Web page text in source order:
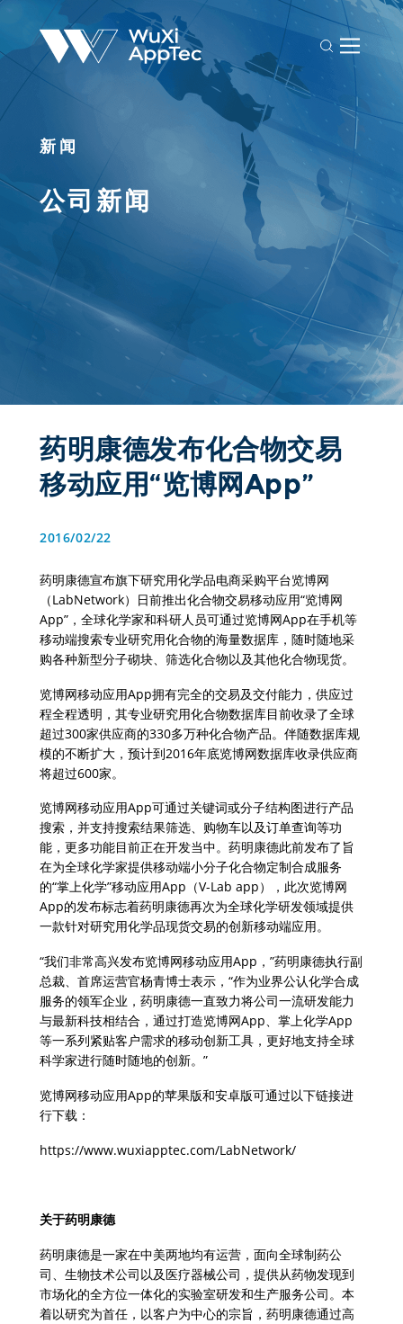
新闻
公司新闻
药明康德发布化合物交易
移动应用“览博网App”
2016/02/22
药明康德宣布旗下研究用化学品电商采购平台览博网
（LabNetwork）日前推出化合物交易移动应用“览博网
App”，全球化学家和科研人员可通过览博网App在手机等
移动端搜索专业研究用化合物的海量数据库，随时随地采
购各种新型分子砌块、筛选化合物以及其他化合物现货。
览博网移动应用App拥有完全的交易及交付能力，供应过
程全程透明，其专业研究用化合物数据库目前收录了全球
超过300家供应商的330多万种化合物产品。伴随数据库规
模的不断扩大，预计到2016年底览博网数据库收录供应商
将超过600家。
览博网移动应用App可通过关键词或分子结构图进行产品
搜索，并支持搜索结果筛选、购物车以及订单查询等功
能，更多功能目前正在开发当中。药明康德此前发布了旨
在为全球化学家提供移动端小分子化合物定制合成服务
的“掌上化学”移动应用App（V-Lab app），此次览博网
App的发布标志着药明康德再次为全球化学研发领域提供
一款针对研究用化学品现货交易的创新移动端应用。
“我们非常高兴发布览博网移动应用App，”药明康德执行副
总裁、首席运营官杨青博士表示，“作为业界公认化学合成
服务的领军企业，药明康德一直致力将公司一流研发能力
与最新科技相结合，通过打造览博网App、掌上化学App
等一系列紧贴客户需求的移动创新工具，更好地支持全球
科学家进行随时随地的创新。”
览博网移动应用App的苹果版和安卓版可通过以下链接进
行下载：
https://www.wuxiapptec.com/LabNetwork/
关于药明康德
药明康德是一家在中美两地均有运营，面向全球制药公
司、生物技术公司以及医疗器械公司，提供从药物发现到
市场化的全方位一体化的实验室研发和生产服务公司。本
着以研究为首任，以客户为中心的宗旨，药明康德通过高